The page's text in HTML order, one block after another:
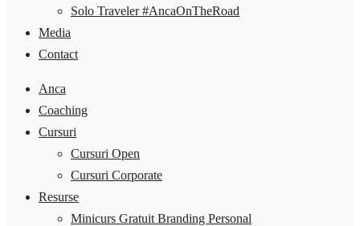
Solo Traveler #AncaOnTheRoad
Media
Contact
Anca
Coaching
Cursuri
Cursuri Open
Cursuri Corporate
Resurse
Minicurs Gratuit Branding Personal